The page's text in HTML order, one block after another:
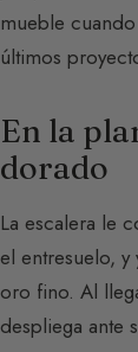
mueble
últimos
En la
dorado
La escalera le
el entresuelo,
oro fino. Al
despliega ante